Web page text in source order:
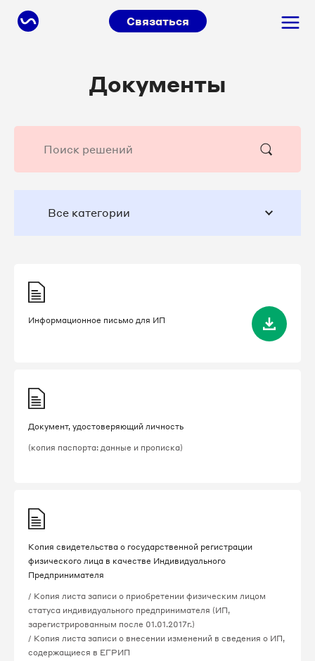
Связаться
Документы
Все категории
Информационное письмо для ИП
Документ, удостоверяющий личность
(копия паспорта: данные и прописка)
Копия свидетельства о государственной регистрации
физического лица в качестве Индивидуального
Предпринимателя
/ Копия листа записи о приобретении физическим лицом
статуса индивидуального предпринимателя (ИП,
зарегистрированным после 01.01.2017г.)
/ Копия листа записи о внесении изменений в сведения о ИП,
содержащиеся в ЕГРИП